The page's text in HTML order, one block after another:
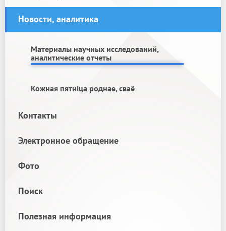
Новости, аналитика
Материалы научных исследований,
аналитические отчеты
Кожная пятніца роднае, сваё
Контакты
Электронное обращение
Фото
Поиск
Полезная информация